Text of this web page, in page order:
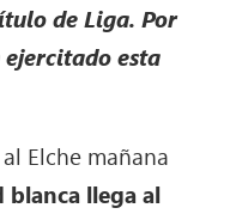
de Liga. Por
esta
Elche mañana
blanca llega al